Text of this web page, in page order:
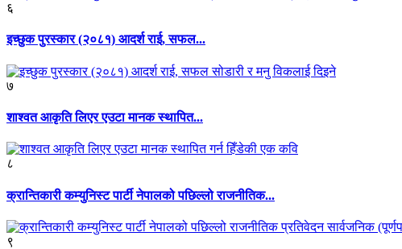
६
इच्छुक पुरस्कार (२०८१) आदर्श राई, सफल...
७
शाश्वत आकृति लिएर एउटा मानक स्थापित...
८
क्रान्तिकारी कम्युनिस्ट पार्टी नेपालको पछिल्लो राजनीतिक...
९